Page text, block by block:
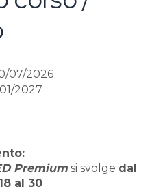
07/2026
2027
Premium si svolge dal
al 30